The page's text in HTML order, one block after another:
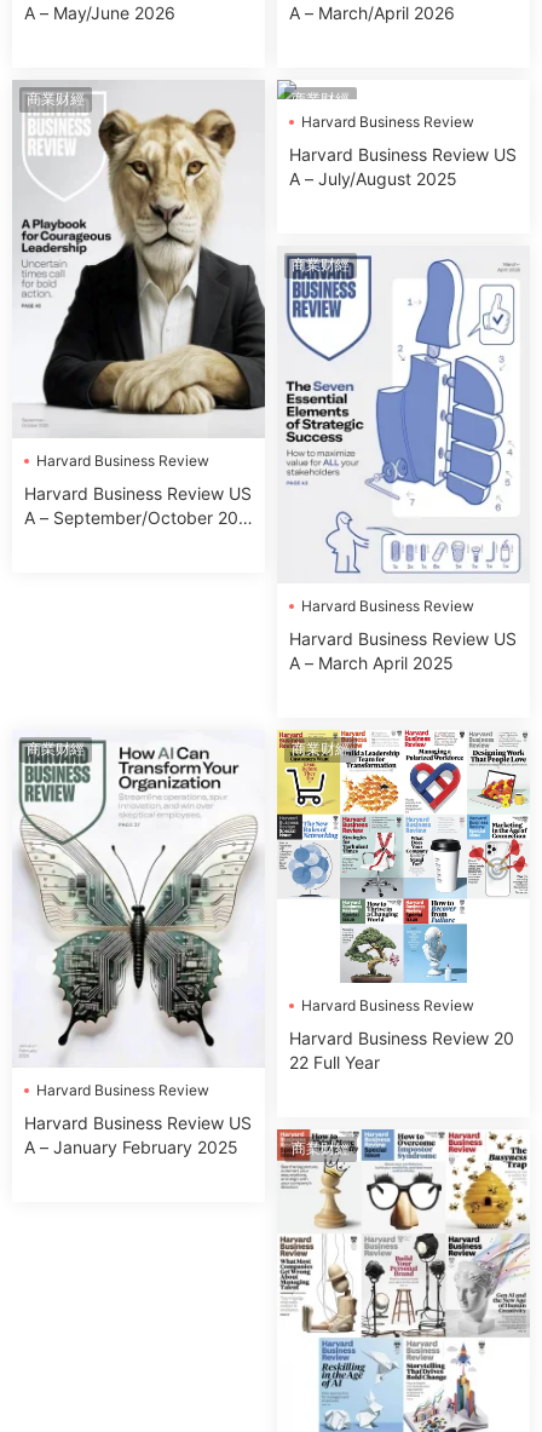
A – May/June 2026 A – March/April 2026
商業财經
Harvard Business Review
Harvard Business Review US
A – September/October 202
商業财經
Harvard Business Review
Harvard Business Review US
A – July/August 2025
商業财經
Harvard Business Review
Harvard Business Review US
A – March April 2025
商業财經
Harvard Business Review
Harvard Business Review US
A – January February 2025
商業财經
Harvard Business Review
Harvard Business Review 20
22 Full Year
商業财經